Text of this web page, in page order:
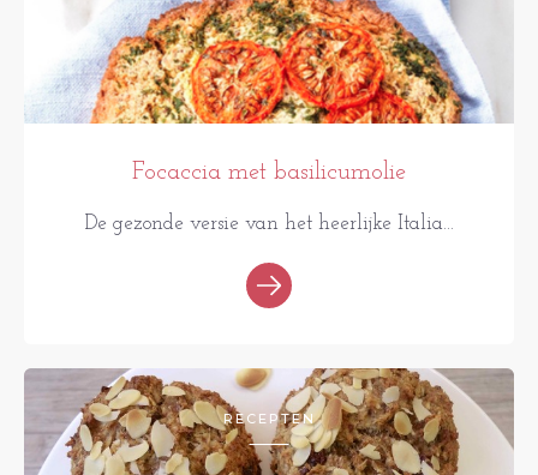
Focaccia met basilicumolie
De gezonde versie van het heerlijke Italia...
RECEPTEN